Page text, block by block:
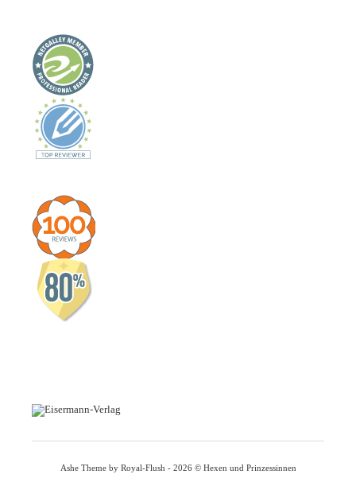
Ashe Theme by Royal-Flush - 2026 © Hexen und Prinzessinnen